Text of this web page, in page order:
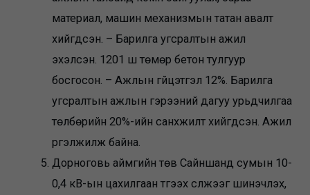
материал, машин механизмын татан авалт
хийгдсэн. – Барилга угсралтын ажил
эхэлсэн. 1201 ш төмөр бетон тулгуур
босгосон. – Ажлын гүйцэтгэл 12%. Барилга
угсралтын ажлын гэрээний дагуу урьдчилгаа
төлбөрийн 20%-ийн санхүүжилт хийгдсэн. Ажил
үргэлжилж байна.
Дорноговь аймгийн төв Сайншанд сумын 10-
0,4 кВ-ын цахилгаан түгээх сүлжээг шинэчлэх,